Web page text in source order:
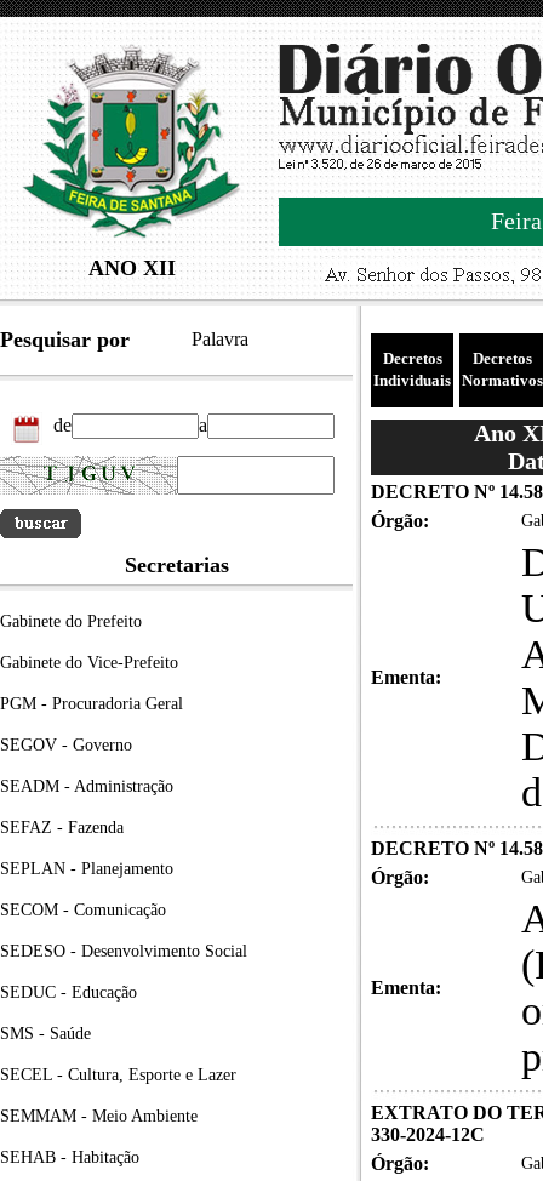
ANO XII
Pesquisar por Palavra
de a
Secretarias
Gabinete do Prefeito
Gabinete do Vice-Prefeito
PGM - Procuradoria Geral
SEGOV - Governo
SEADM - Administração
SEFAZ - Fazenda
SEPLAN - Planejamento
SECOM - Comunicação
SEDESO - Desenvolvimento Social
SEDUC - Educação
SMS - Saúde
SECEL - Cultura, Esporte e Lazer
SEMMAM - Meio Ambiente
SEHAB - Habitação
Decretos
Individuais
Decretos
Normativos
Ano
DECRETO Nº
Órgão:
Ementa:
DECRETO Nº
Órgão:
Ementa:
EXTRATO DO
330-2024-12C
Órgão: